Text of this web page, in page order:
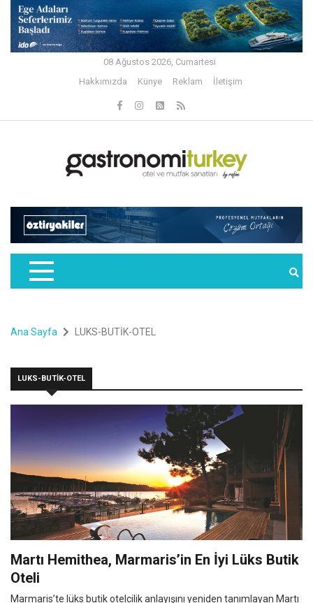
08 Ağustos 2026, Cumartesi
Hakkımızda
Künye Reklam İletişim
Ana Sayfa LUKS-BUTİK-OTEL
LUKS-BUTİK-OTEL
Martı Hemithea, Marmaris’in En İyi Lüks Butik
Oteli
Marmaris’te lüks butik otelcilik anlayışını yeniden tanımlayan Martı